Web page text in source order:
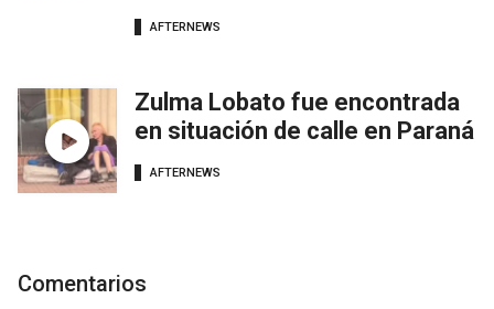
AFTERNEWS
Zulma Lobato fue encontrada
en situación de calle en Paraná
AFTERNEWS
Comentarios